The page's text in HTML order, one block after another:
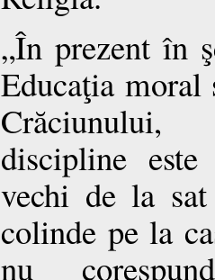
„În prezent în
Educaţia moral
discipline
vechi de la
colinde pe la
nu